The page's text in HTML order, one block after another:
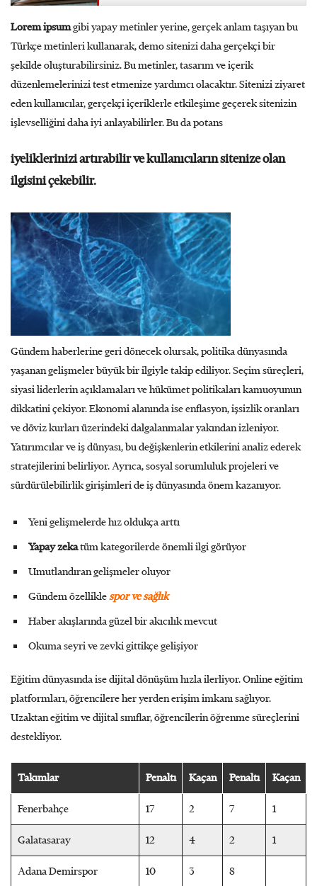
Lorem ipsumgibi yapay metinler yerine, gerçek anlam taşıyan bu
Türkçe metinleri kullanarak, demo sitenizi daha gerçekçi bir
şekilde oluşturabilirsiniz. Bu metinler, tasarım ve içerik
düzenlemelerinizi test etmenize yardımcı olacaktır. Sitenizi ziyaret
eden kullanıcılar, gerçekçi içeriklerle etkileşime geçerek sitenizin
işlevselliğini daha iyi anlayabilirler. Bu da potans
iyeliklerinizi artırabilir ve kullanıcıların sitenize olan
ilgisini çekebilir.
Gündem haberlerine geri dönecek olursak, politika dünyasında
yaşanan gelişmeler büyük bir ilgiyle takip ediliyor. Seçim süreçleri,
siyasi liderlerin açıklamaları ve hükümet politikaları kamuoyunun
dikkatini çekiyor. Ekonomi alanında ise enflasyon, işsizlik oranları
ve döviz kurları üzerindeki dalgalanmalar yakından izleniyor.
Yatırımcılar ve iş dünyası, bu değişkenlerin etkilerini analiz ederek
stratejilerini belirliyor. Ayrıca, sosyal sorumluluk projeleri ve
sürdürülebilirlik girişimleri de iş dünyasında önem kazanıyor.
Yeni gelişmelerde hız oldukça arttı
Yapay zekatüm kategorilerde önemli ilgi görüyor
Umutlandıran gelişmeler oluyor
Gündem özelliklespor ve sağlık
Haber akışlarında güzel bir akıcılık mevcut
Okuma seyri ve zevki gittikçe gelişiyor
Eğitim dünyasında ise dijital dönüşüm hızla ilerliyor. Online eğitim
platformları, öğrencilere her yerden erişim imkanı sağlıyor.
Uzaktan eğitim ve dijital sınıflar, öğrencilerin öğrenme süreçlerini
destekliyor.
Takımlar Penaltı Kaçan Penaltı Kaçan
Fenerbahçe 17 2 7 1
Galatasaray 12 4 2 1
Adana Demirspor 10 3 8